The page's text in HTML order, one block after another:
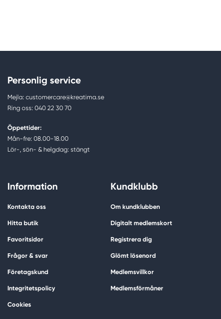
Personlig service
Mejla: customercare@kreatima.se
Ring oss: 040 22 30 70
Öppettider:
Mån-fre: 08.00-18.00
Lör-, sön- & helgdag: stängt
Information
Kontakta oss
Hitta butik
Favoritsidor
Frågor & svar
Företagskund
Integritetspolicy
Cookies
Kundklubb
Om kundklubben
Digitalt medlemskort
Registrera dig
Glömt lösenord
Medlemsvillkor
Medlemsförmåner